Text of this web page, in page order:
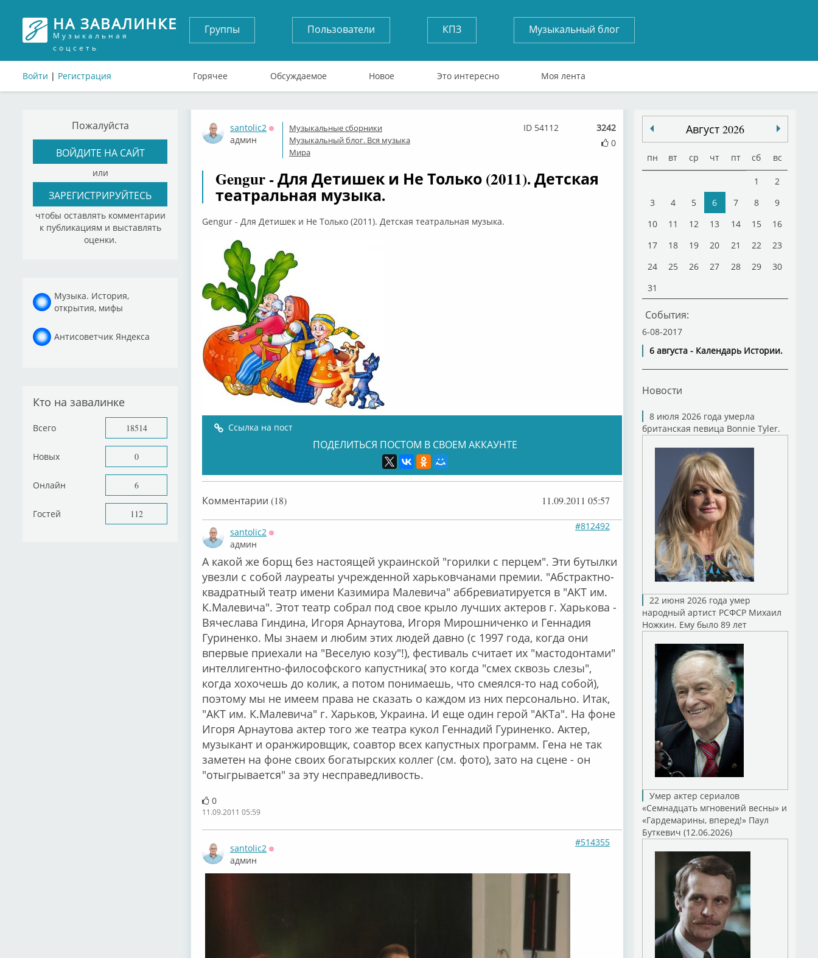
НА ЗАВАЛИНКЕ
Музыкальная
соцсеть
Войти | Регистрация
Группы Пользователи КПЗ Музыкальный блог
Горячее Обсуждаемое Новое Это интересно Моя лента
Пожалуйста
ВОЙДИТЕ НА САЙТ
или
ЗАРЕГИСТРИРУЙТЕСЬ
чтобы оставлять комментарии
к публикациям и выставлять
оценки.
Музыка. История,
открытия, мифы
Антисоветчик Яндекса
Кто на завалинке
Всего 18514
Новых 0
Онлайн 6
Гостей 112
santolic2
Оффлайн
админ
Музыкальные сборники
Музыкальный блог. Вся музыка
Мира
3242
0
ID 54112
Gengur - Для Детишек и Не Только (2011). Детская
театральная музыка.
Gengur - Для Детишек и Не Только (2011). Детская театральная музыка.
Ссылка на пост
ПОДЕЛИТЬСЯ ПОСТОМ В СВОЕМ АККАУНТЕ
Комментарии (18) 11.09.2011 05:57
santolic2
админ
#812492
А какой же борщ без настоящей украинской "горилки с перцем". Эти бутылки
увезли с собой лауреаты учрежденной харьковчанами премии. "Абстрактно-
квадратный театр имени Казимира Малевича" аббревиатируется в "АКТ им.
К.Малевича". Этот театр собрал под свое крыло лучших актеров г. Харькова -
Вячеслава Гиндина, Игоря Арнаутова, Игоря Мирошниченко и Геннадия
Гуриненко. Мы знаем и любим этих людей давно (с 1997 года, когда они
впервые приехали на "Веселую козу"!), фестиваль считает их "мастодонтами"
интеллигентно-философского капустника( это когда "смех сквозь слезы",
когда хохочешь до колик, а потом понимаешь, что смеялся-то над собой),
поэтому мы не имеем права не сказать о каждом из них персонально. Итак,
"АКТ им. К.Малевича" г. Харьков, Украина. И еще один герой "АКТа". На фоне
Игоря Арнаутова актер того же театра кукол Геннадий Гуриненко. Актер,
музыкант и оранжировщик, соавтор всех капустных программ. Гена не так
заметен на фоне своих богатырских коллег (см. фото), зато на сцене - он
"отыгрывается" за эту несправедливость.
0
11.09.2011 05:59
santolic2
админ
#514355
Август 2026
пн вт ср чт пт сб вс
1
2
3
4 5 6 7 8
9
10
11 12 13 14 15
16
17
18 19 20 21 22
23
24
25 26 27 28 29
30
31
События:
6-08-2017
6 августа - Календарь Истории.
Новости
8 июля 2026 года умерла
британская певица Bonnie Tyler.
22 июня 2026 года умер
народный артист РСФСР Михаил
Ножкин. Ему было 89 лет
Умер актер сериалов
«Семнадцать мгновений весны» и
«Гардемарины, вперед!» Паул
Буткевич (12.06.2026)